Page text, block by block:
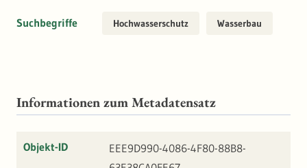
Suchbegriffe Hochwasserschutz Wasserbau
Informationen zum Metadatensatz
Objekt-ID
EEE9D990-4086-4F80-88B8-